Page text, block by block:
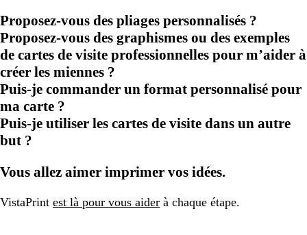
Proposez-vous des pliages personnalisés ?
Proposez-vous des graphismes ou des exemples
de cartes de visite professionnelles pour m’aider à
créer les miennes ?
Puis-je commander un format personnalisé pour
ma carte ?
Puis-je utiliser les cartes de visite dans un autre
but ?
Vous allez aimer imprimer vos idées.
VistaPrint est là pour vous aider à chaque étape.